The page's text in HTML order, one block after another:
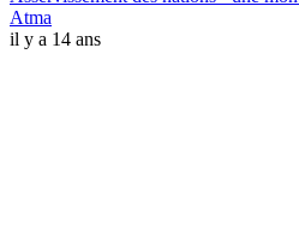
Atma
il y a 14 ans